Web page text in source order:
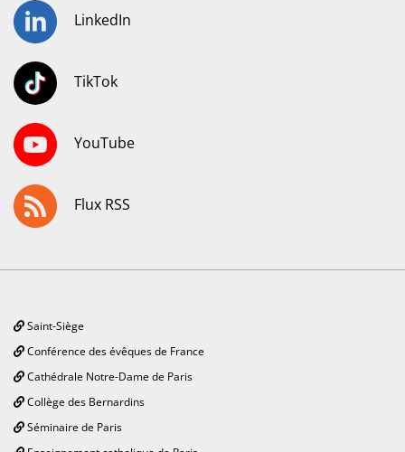
LinkedIn
TikTok
YouTube
Flux RSS
Saint-Siège
Conférence des évêques de France
Cathédrale Notre-Dame de Paris
Collège des Bernardins
Séminaire de Paris